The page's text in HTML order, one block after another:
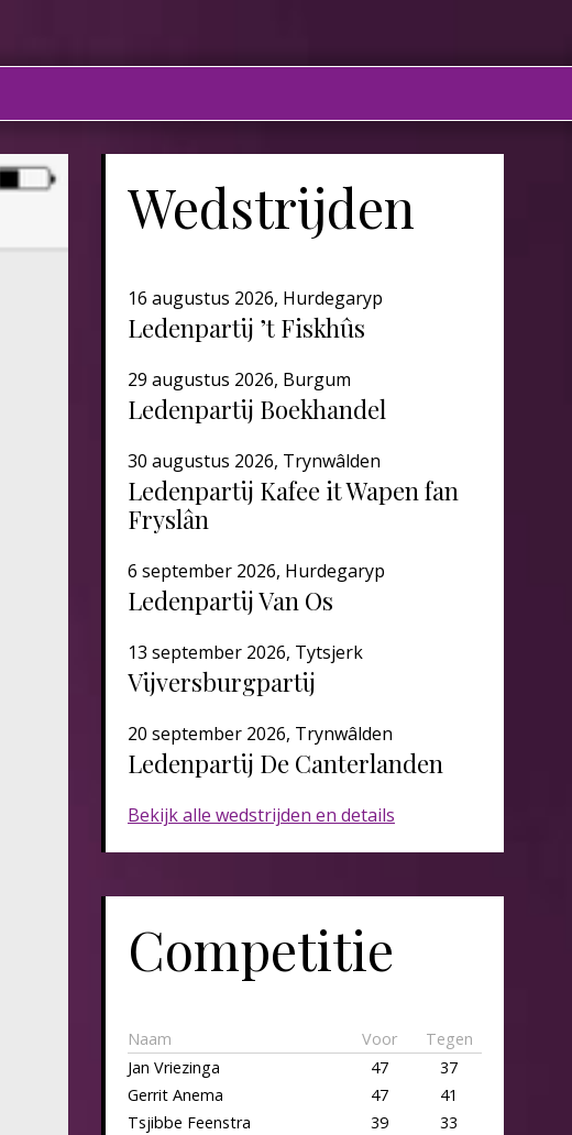
Wedstrijden
16 augustus 2026, Hurdegaryp
Ledenpartij ’t Fiskhûs
29 augustus 2026, Burgum
Ledenpartij Boekhandel
30 augustus 2026, Trynwâlden
Ledenpartij Kafee it Wapen fan
Fryslân
6 september 2026, Hurdegaryp
Ledenpartij Van Os
13 september 2026, Tytsjerk
Vijversburgpartij
20 september 2026, Trynwâlden
Ledenpartij De Canterlanden​​​
Bekijk alle wedstrijden en details
Competitie
Naam Voor
Tegen
Jan Vriezinga
47
37
Gerrit Anema
47
41
Tsjibbe Feenstra
39
33